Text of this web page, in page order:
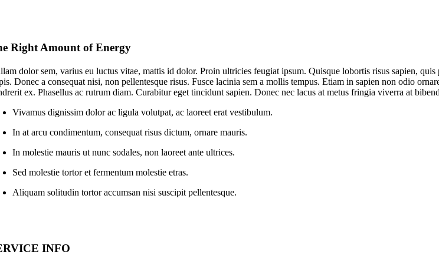
Right Amount of Energy
dolor sem, varius eu luctus vitae, mattis id dolor. Proin ultricies feugiat ipsum. Quisque lobortis risus sapien,
Donec a consequat nisi, non pellentesque risus. Fusce lacinia sem a mollis tempus. Etiam in sapien non odio
ex. Phasellus ac rutrum diam. Curabitur eget tincidunt sapien. Donec nec lacus at metus fringia viverra at
Vivamus dignissim dolor ac ligula volutpat, ac laoreet erat vestibulum.
In at arcu condimentum, consequat risus dictum, ornare mauris.
In molestie mauris ut nunc sodales, non laoreet ante ultrices.
Sed molestie tortor et fermentum molestie etras.
Aliquam solitudin tortor accumsan nisi suscipit pellentesque.
INFO